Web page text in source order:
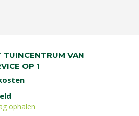
TUINCENTRUM VAN
OP 1
ophalen